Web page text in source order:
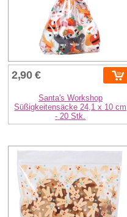
2,90 €
Santa's Workshop
Süßigkeitensäcke 24,1 x 10 cm
- 20 Stk.